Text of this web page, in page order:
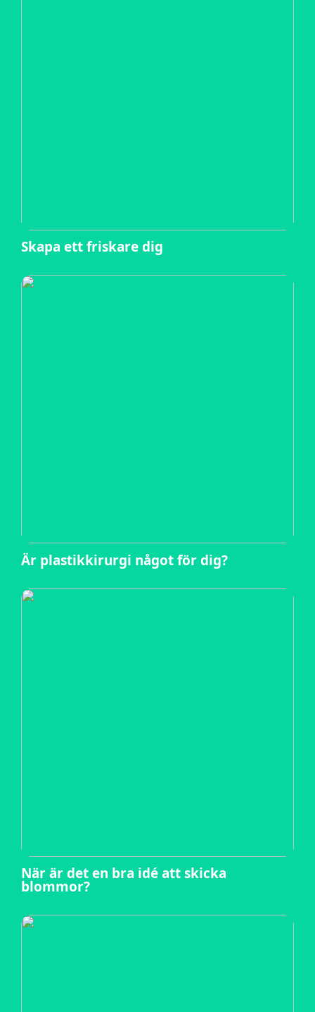
Skapa ett friskare dig
Är plastikkirurgi något för dig?
När är det en bra idé att skicka
blommor?